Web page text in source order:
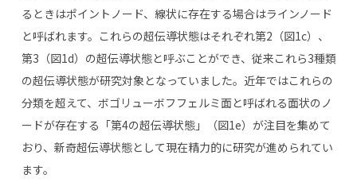
るときはポイントノード、線状に存在する場合はラインノード
と呼ばれます。これらの超伝導状態はそれぞれ第2 （図1c）、
第3 （図1d）の超伝導状態と呼ぶことができ、従来これら3種類
の超伝導状態が研究対象となっていました。近年ではこれらの
分類を超えて、ボゴリューボフフェルミ面と呼ばれる面状のノ
ードが存在する「第4の超伝導状態」（図1e）が注目を集めて
おり、新奇超伝導状態として現在精力的に研究が進められてい
ます。